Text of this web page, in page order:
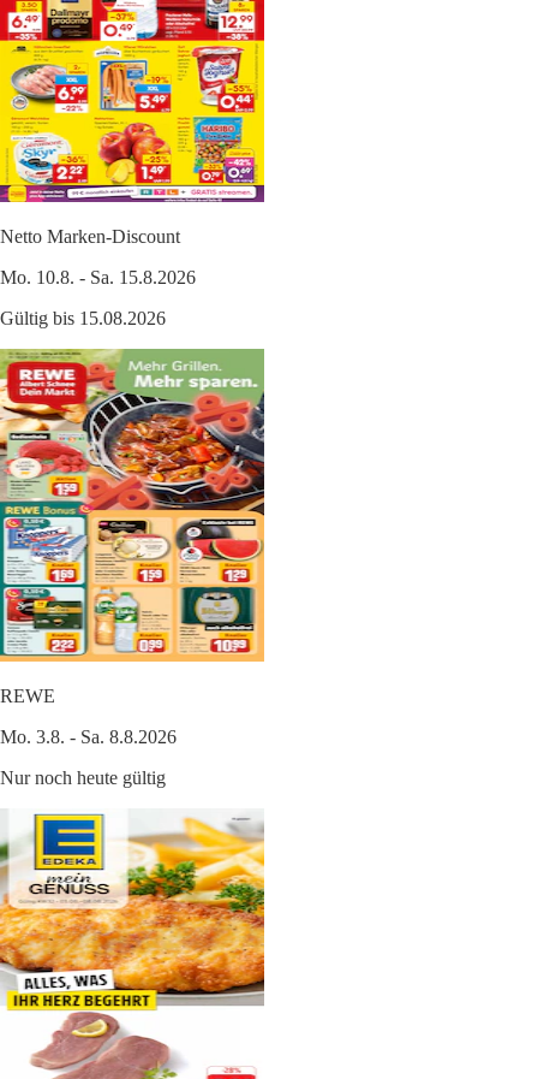
Netto Marken-Discount
Mo. 10.8. - Sa. 15.8.2026
Gültig bis 15.08.2026
REWE
Mo. 3.8. - Sa. 8.8.2026
Nur noch heute gültig